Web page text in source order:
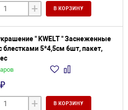
+ В КОРЗИНУ
" KWELT " Заснеженные
блестками 5*4,5см 6шт, пакет,
+ В КОРЗИНУ